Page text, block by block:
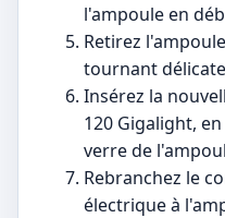
l'ampoule en
Retirez
tournant
Insérez la
120 Gigalight,
verre de
Rebranchez le
électrique à